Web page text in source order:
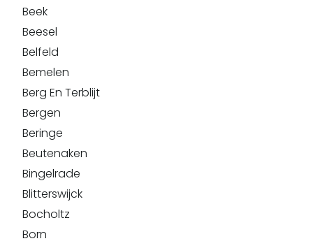
Beek
Beesel
Belfeld
Bemelen
Berg En Terblijt
Bergen
Beringe
Beutenaken
Bingelrade
Blitterswijck
Bocholtz
Born